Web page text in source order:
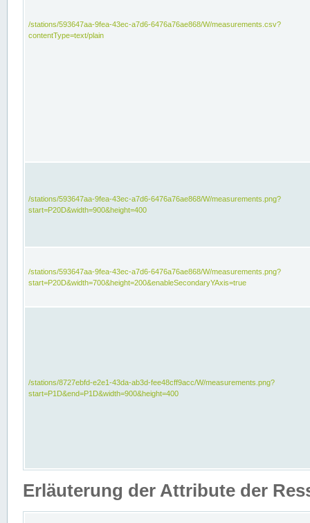
/stations/593647aa-9fea-43ec-a7d6-6476a76ae868/W/measurements.csv?
contentType=text/plain
/stations/593647aa-9fea-43ec-a7d6-6476a76ae868/W/measurements.png?
start=P20D&width=900&height=400
/stations/593647aa-9fea-43ec-a7d6-6476a76ae868/W/measurements.png?
start=P20D&width=700&height=200&enableSecondaryYAxis=true
/stations/8727ebfd-e2e1-43da-ab3d-fee48cff9acc/W/measurements.png?
start=P1D&end=P1D&width=900&height=400
Erläuterung der Attribute der